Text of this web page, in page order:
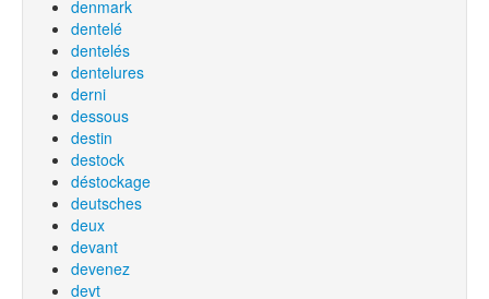
denmark
dentelé
dentelés
dentelures
derni
dessous
destin
destock
déstockage
deutsches
deux
devant
devenez
devt